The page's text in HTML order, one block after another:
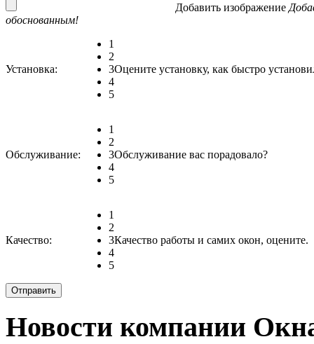
Добавить изображение
обоснованным!
Установка:
1
2
3
4
5
Оцените установку, как быстро
Обслуживание:
1
2
3
4
5
Обслуживание вас порадовало?
Качество:
1
2
3
4
5
Качество работы и самих окон, оцените.
Новости компании